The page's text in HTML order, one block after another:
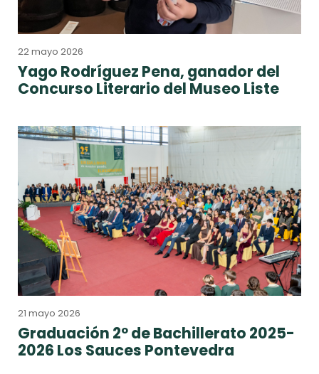
22 mayo 2026
Yago Rodríguez Pena, ganador del
Concurso Literario del Museo Liste
21 mayo 2026
Graduación 2º de Bachillerato 2025-
2026 Los Sauces Pontevedra